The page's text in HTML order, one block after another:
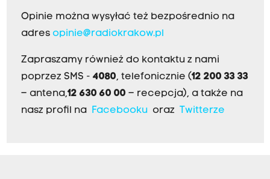
Opinie można wysyłać też bezpośrednio na
adres opinie@radiokrakow.pl
Zapraszamy również do kontaktu z nami
poprzez SMS - 4080, telefonicznie (12 200 33 33
– antena,12 630 60 00 – recepcja), a także na
nasz profil na
Facebookuoraz Twitterze